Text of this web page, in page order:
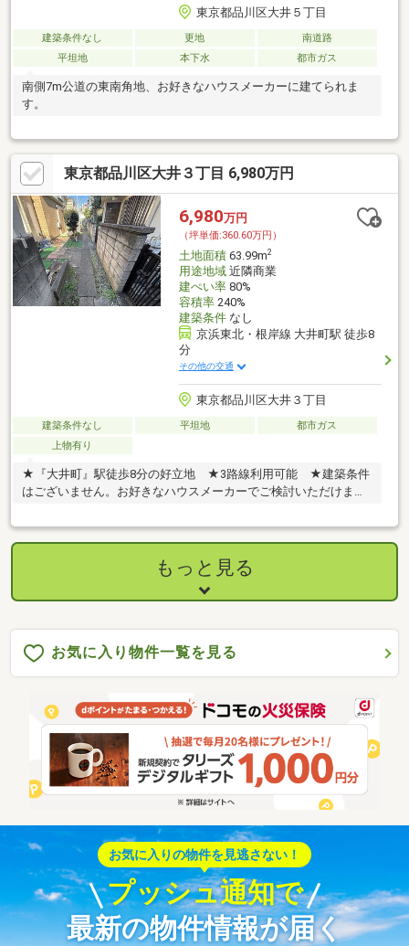
東京都品川区大井５丁目
建築条件なし 更地
南道路
平坦地
本下水 都市ガス
南側7m公道の東南角地、お好きなハウスメーカーに建てられま
す。
東京都品川区大井３丁目 6,980万円
6,980万円
（坪単価:360.60万円）
土地面積63.99m2
用途地域近隣商業
建ぺい率80%
容積率240%
建築条件なし
京浜東北・根岸線 大井町駅 徒歩8
分
その他の交通
東京都品川区大井３丁目
建築条件なし 平坦地
都市ガス
上物有り
★『大井町』駅徒歩8分の好立地 ★3路線利用可能 ★建築条件
はございません。お好きなハウスメーカーでご検討いただけま
もっと見る
お気に入り物件一覧を見る
お気に入りの物件を見逃さない！
プッシュ通知で
最新の物件情報が届く